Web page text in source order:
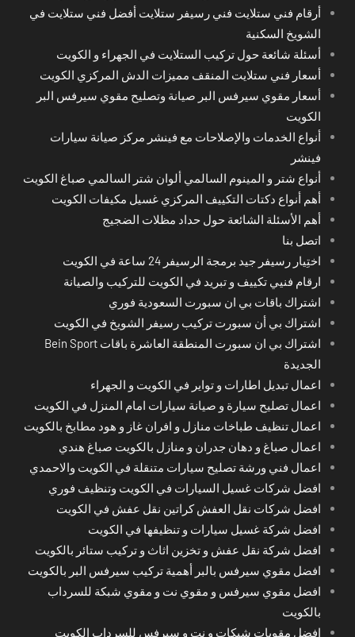
أرقام فني ستلايت فني رسيفر ستلايت أفضل فني ستلايت في
الشويخ السكنية
أسئلة شائعة حول تركيب الستلايت في الجهراء و الكويت
أسعار فني ستلايت المنقف مميزات الدش المركزي الكويت
أسعار مقوي سيرفس البر صيانة وتصليح مقوي سيرفس البر
الكويت
أنواع الخدمات والإصلاحات مع فينشر مركز صيانة سيارات
فينشر
أنواع شتر و المينوم السالمي ألوان شتر السالمي صباغ الكويت
أهم أنواع دكتات التكييف المركزي غسيل مكيفات الكويت
أهم الأسئلة الشائعة حول حداد مظلات الضجيج
اتصل بنا
اختِيار رسيفر جيد برمجة الرسيفر 24 ساعة في الكويت
ارقام فنيي تكييف و تبريد في الكويت للتركيب والصيانة
اشتراك باقات بي ان سبورت السعودية فوري
اشتراك بي أن سبورت تركيب رسيفر الشويخ في الكويت
اشتراك بي ان سبورت المنطقة العاشرة باقات Bein Sport
الجديدة
اعمال تبديل اطارات و تواير في الكويت و الجهراء
اعمال تصليح سيارة و صيانة سيارات امام المنزل في الكويت
اعمال تنظيف طباخات منازل و افران غاز و هود مطابخ بالكويت
اعمال صباغ و دهان جدران و منازل بالكويت صباغ هندي
اعمال فني ورشة تصليح سيارات متنقلة في الكويت والاحمدي
افضل شركات غسيل السيارات في الكويت وتنظيف فوري
افضل شركات نقل العفش كراتين نقل عفش في الكويت
افضل شركة غسيل سيارات و تنظيفها في الكويت
افضل شركة نقل عفش و تخزين اثاث و تركيب ستائر بالكويت
افضل مقوي سيرفس بالبر أهمية تركيب سيرفس البر بالكويت
افضل مقوي سيرفس و مقوي نت و مقوي شبكة للسرداب
بالكويت
افضل مقويات شبكات و نت و سيرفس للسرداب الكويت